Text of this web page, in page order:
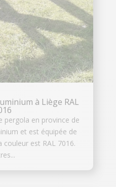
à Liège RAL
pergola en province de
et est équipée de
est RAL 7016.